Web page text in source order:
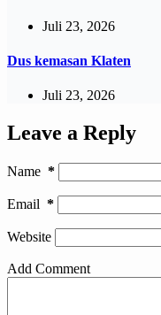
Juli 23, 2026
Dus kemasan Klaten
Juli 23, 2026
Leave a Reply
Name *
Email *
Website
Add Comment